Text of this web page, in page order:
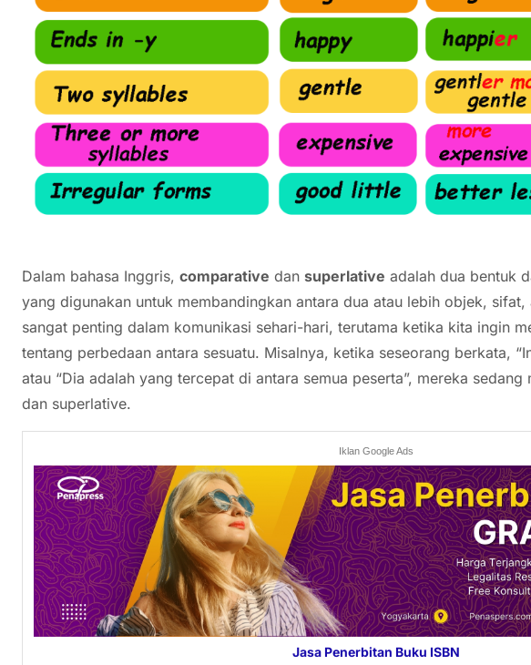
Dalam bahasa Inggris, comparative dan superlative adalah dua bentuk
yang digunakan untuk membandingkan antara dua atau lebih objek, sifat,
sangat penting dalam komunikasi sehari-hari, terutama ketika kita ingin
tentang perbedaan antara sesuatu. Misalnya, ketika seseorang berkata,
atau “Dia adalah yang tercepat di antara semua peserta”, mereka
dan superlative.
Iklan Google Ads
Jasa Penerbitan Buku ISBN